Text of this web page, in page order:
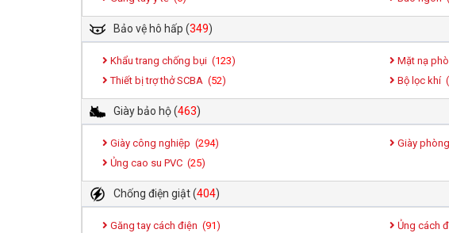
Bảo vệ hô hấp (349)
Khẩu trang chống bụi (123) Mặt nạ
Thiết bị trợ thở SCBA (52) Bộ lọc khí (
Giày bảo hộ(463)
Giày công nghiệp (294) Giày
Ủng cao su PVC (25)
Chống điện giật(404)
Găng tay cách điện (91) Ủng cách